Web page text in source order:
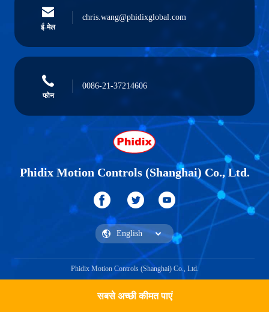
सबसे अच्छी कीमत पाएं
ई-मेल
chris.wang@phidixglobal.com
फोन
0086-21-37214606
Phidix Motion Controls (Shanghai) Co., Ltd.
Phidix Motion Controls (Shanghai) Co., Ltd.
एक उद्धरण प्राप्त करें